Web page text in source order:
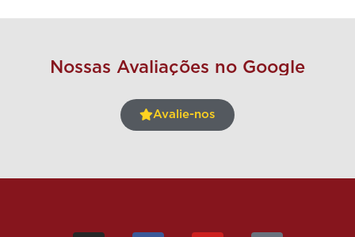
Nossas Avaliações no Google
Avalie-nos